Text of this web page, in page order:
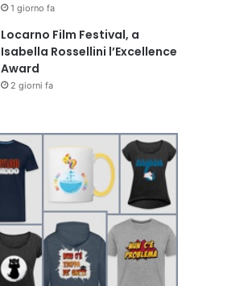
1 giorno fa
Locarno Film Festival, a
Isabella Rossellini l’Excellence
Award
2 giorni fa